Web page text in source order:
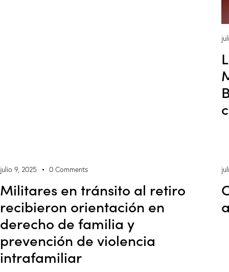
julio 9, 2025 0 Comments
Militares en tránsito al retiro
recibieron orientación en
derecho de familia y
prevención de violencia
intrafamiliar